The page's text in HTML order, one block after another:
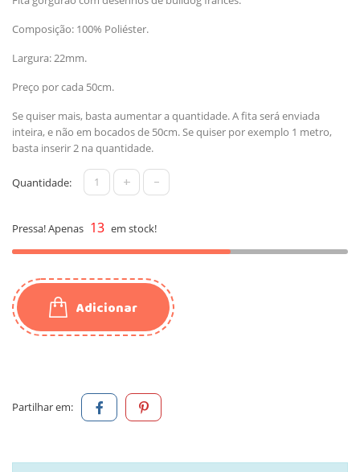
Composição: 100% Poliéster.
Largura: 22mm.
Preço por cada 50cm.
Se quiser mais, basta aumentar a quantidade. A fita será enviada
inteira, e não em bocados de 50cm. Se quiser por exemplo 1 metro,
basta inserir 2 na quantidade.
Quantidade: + -
Pressa! Apenas 13 em stock!
Adicionar
Partilhar em: